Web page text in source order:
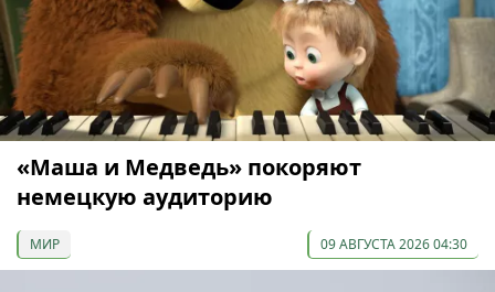
«Маша и Медведь» покоряют
немецкую аудиторию
МИР 09 АВГУСТА 2026 04:30